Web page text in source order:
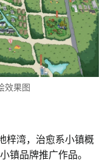
效果图
梓湾，治愈系小镇概
镇品牌推广作品。